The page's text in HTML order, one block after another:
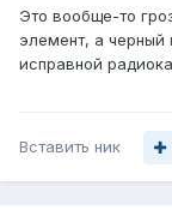
Это вообще-то
элемент, а черный
исправной
Вставить ник